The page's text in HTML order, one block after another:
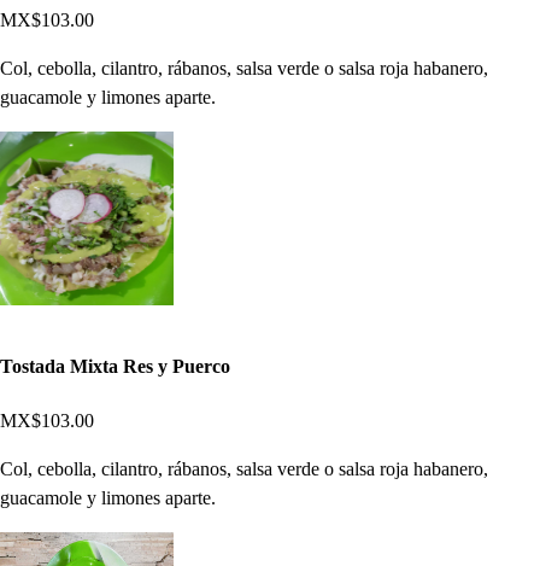
MX$103.00
Col, cebolla, cilantro, rábanos, salsa verde o salsa roja habanero,
guacamole y limones aparte.
Tostada Mixta Res y Puerco
MX$103.00
Col, cebolla, cilantro, rábanos, salsa verde o salsa roja habanero,
guacamole y limones aparte.